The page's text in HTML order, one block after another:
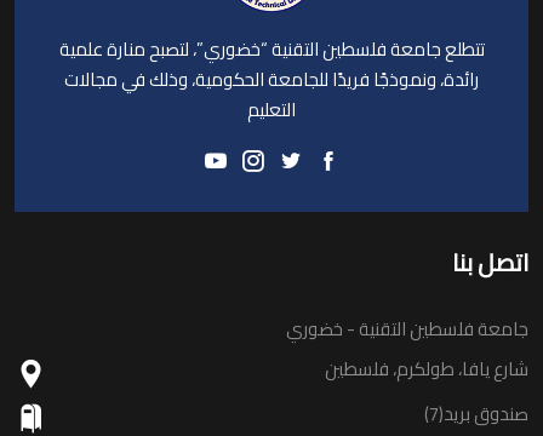
تتطلع جامعة فلسطين التقنية “خضوري”، لتصبح منارة علمية
رائدة، ونموذجًا فريدًا للجامعة الحكومية، وذلك في مجالات
التعليم
اتصل بنا
جامعة فلسطين التقنية - خضوري
شارع يافا، طولكرم، فلسطين
صندوق بريد(7)